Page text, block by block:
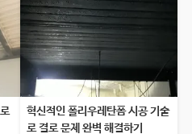
혁신적인 폴리우레탄폼 시공 기술
로 결로 문제 완벽 해결하기